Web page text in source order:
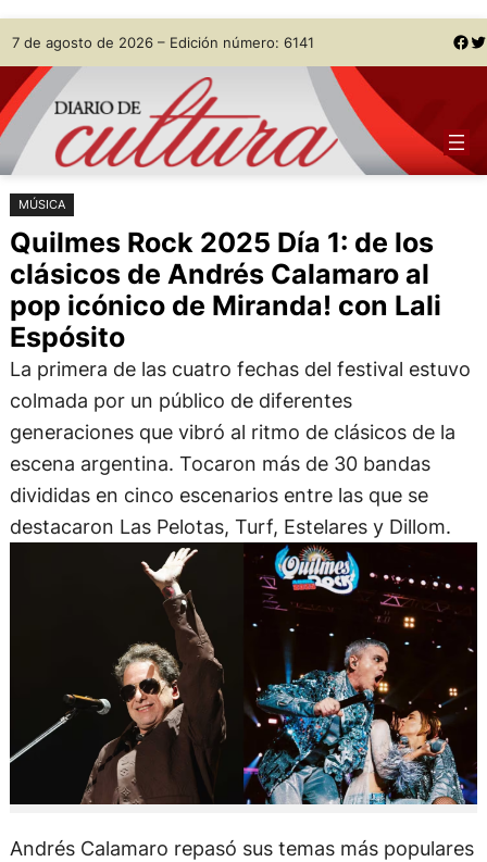
Saltar
al
contenido
Skip
to
content
7 de agosto de 2026 – Edición número: 6141 Facebook Twitter
MÚSICA
Quilmes Rock 2025 Día 1: de los
clásicos de Andrés Calamaro al
pop icónico de Miranda! con Lali
Espósito
La primera de las cuatro fechas del festival estuvo
colmada por un público de diferentes
generaciones que vibró al ritmo de clásicos de la
escena argentina. Tocaron más de 30 bandas
divididas en cinco escenarios entre las que se
destacaron Las Pelotas, Turf, Estelares y Dillom.
Andrés Calamaro repasó sus temas más populares